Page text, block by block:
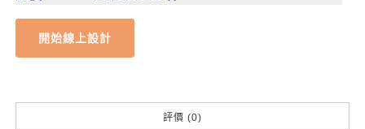
開始線上設計
評價 (0)